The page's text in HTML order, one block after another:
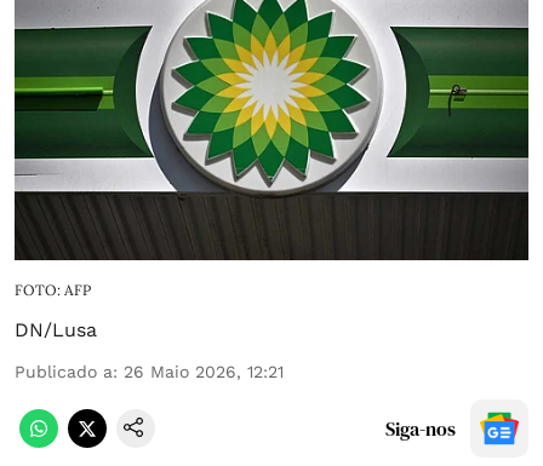
FOTO: AFP
DN/Lusa
Publicado a: 26 Maio 2026, 12:21
Siga-nos